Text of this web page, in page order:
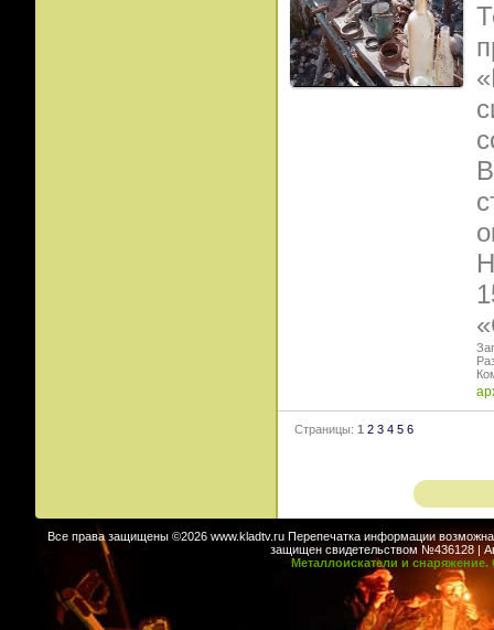
Страницы: 1 2 3 4 5 6
Все права защищены ©2026 www.kladtv.ru Перепечатка информации возможна
защищен свидетельством №436128 |
Металлоискатели и